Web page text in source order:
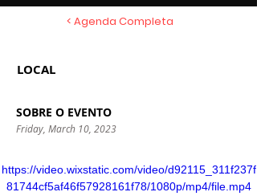
< Agenda Completa
LOCAL
SOBRE O EVENTO
Friday, March 10, 2023
https://video.wixstatic.com/video/d92115_311f237f
81744cf5af46f57928161f78/1080p/mp4/file.mp4